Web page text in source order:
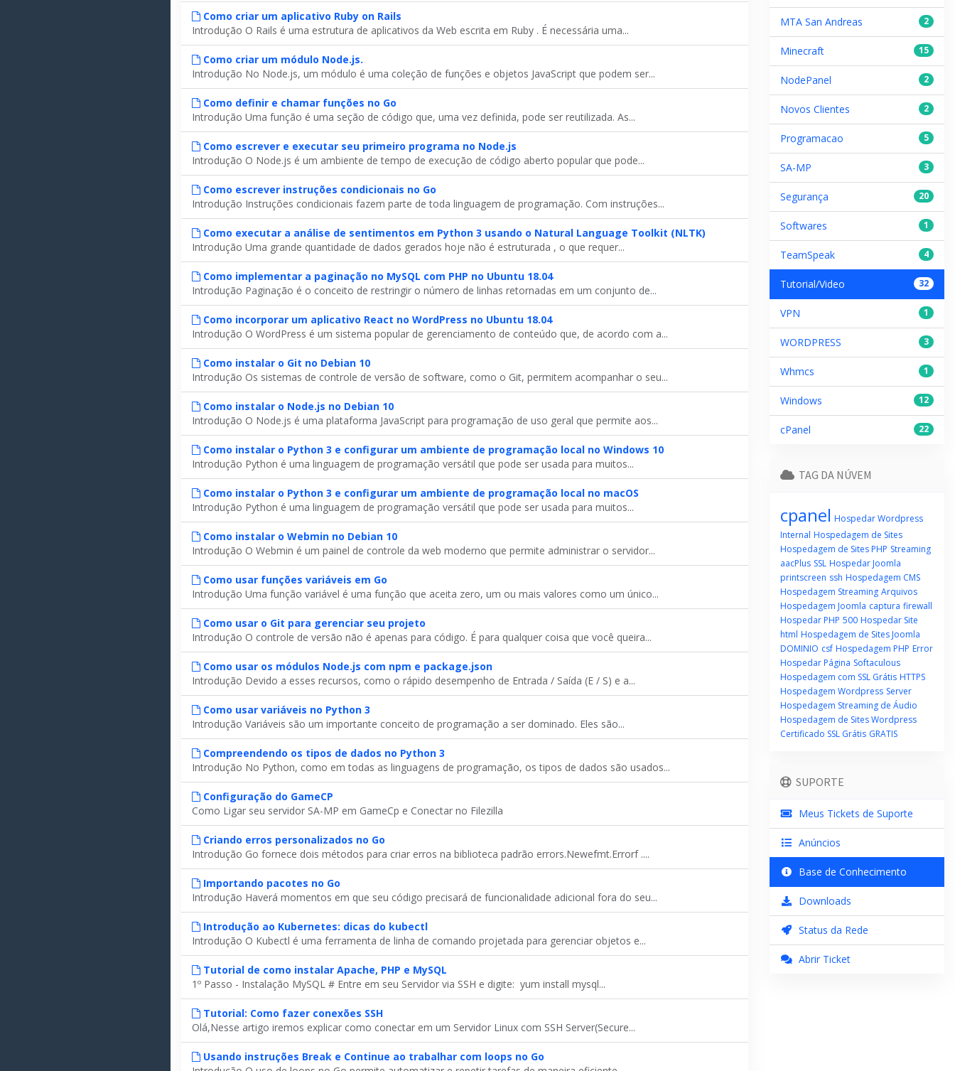
2
MTA San Andreas
15
Minecraft
2
NodePanel
2
Novos Clientes
5
Programacao
3
SA-MP
20
Segurança
1
Softwares
4
TeamSpeak
32
Tutorial/Video
1
VPN
3
WORDPRESS
1
Whmcs
12
Windows
22
cPanel
Como criar um aplicativo Ruby on Rails
Introdução O Rails é uma estrutura de aplicativos da Web escrita em Ruby . É necessária uma...
Como criar um módulo Node.js.
Introdução No Node.js, um módulo é uma coleção de funções e objetos JavaScript que podem ser...
Como definir e chamar funções no Go
Introdução Uma função é uma seção de código que, uma vez definida, pode ser reutilizada. As...
Como escrever e executar seu primeiro programa no Node.js
Introdução O Node.js é um ambiente de tempo de execução de código aberto popular que pode...
Como escrever instruções condicionais no Go
Introdução Instruções condicionais fazem parte de toda linguagem de programação. Com instruções...
Como executar a análise de sentimentos em Python 3 usando o Natural Language Toolkit (NLTK)
Introdução Uma grande quantidade de dados gerados hoje não é estruturada , o que requer...
Como implementar a paginação no MySQL com PHP no Ubuntu 18.04
Introdução Paginação é o conceito de restringir o número de linhas retornadas em um conjunto de...
Como incorporar um aplicativo React no WordPress no Ubuntu 18.04
Introdução O WordPress é um sistema popular de gerenciamento de conteúdo que, de acordo com a...
Como instalar o Git no Debian 10
Introdução Os sistemas de controle de versão de software, como o Git, permitem acompanhar o seu...
Como instalar o Node.js no Debian 10
Introdução O Node.js é uma plataforma JavaScript para programação de uso geral que permite aos...
Como instalar o Python 3 e configurar um ambiente de programação local no Windows 10
Introdução Python é uma linguagem de programação versátil que pode ser usada para muitos...
Como instalar o Python 3 e configurar um ambiente de programação local no macOS
Introdução Python é uma linguagem de programação versátil que pode ser usada para muitos...
Como instalar o Webmin no Debian 10
Introdução O Webmin é um painel de controle da web moderno que permite administrar o servidor...
Como usar funções variáveis ​​em Go
Introdução Uma função variável é uma função que aceita zero, um ou mais valores como um único...
Como usar o Git para gerenciar seu projeto
Introdução O controle de versão não é apenas para código. É para qualquer coisa que você queira...
Como usar os módulos Node.js com npm e package.json
Introdução Devido a esses recursos, como o rápido desempenho de Entrada / Saída (E / S) e a...
Como usar variáveis ​​no Python 3
Introdução Variáveis são um importante conceito de programação a ser dominado. Eles são...
Compreendendo os tipos de dados no Python 3
Introdução No Python, como em todas as linguagens de programação, os tipos de dados são usados...
Configuração do GameCP
Como Ligar seu servidor SA-MP em GameCp e Conectar no Filezilla
Criando erros personalizados no Go
Introdução Go fornece dois métodos para criar erros na biblioteca padrão errors.Newefmt.Errorf ....
Importando pacotes no Go
Introdução Haverá momentos em que seu código precisará de funcionalidade adicional fora do seu...
Introdução ao Kubernetes: dicas do kubectl
Introdução O Kubectl é uma ferramenta de linha de comando projetada para gerenciar objetos e...
Tutorial de como instalar Apache, PHP e MySQL
1º Passo - Instalação MySQL # Entre em seu Servidor via SSH e digite: yum install mysql...
Tutorial: Como fazer conexões SSH
Olá,Nesse artigo iremos explicar como conectar em um Servidor Linux com SSH Server(Secure...
Usando instruções Break e Continue ao trabalhar com loops no Go
TAG DA NÚVEM
cpanel Hospedar Wordpress
Internal Hospedagem de Sites
Hospedagem de Sites PHP Streaming
aacPlus SSL Hospedar Joomla
printscreen ssh Hospedagem CMS
Hospedagem Streaming Arquivos
Hospedagem Joomla captura firewall
Hospedar PHP 500 Hospedar Site
html Hospedagem de Sites Joomla
DOMINIO csf Hospedagem PHP Error
Hospedar Página Softaculous
Hospedagem com SSL Grátis HTTPS
Hospedagem Wordpress Server
Hospedagem Streaming de Áudio
Hospedagem de Sites Wordpress
Certificado SSL Grátis GRATIS
SUPORTE
Meus Tickets de Suporte
Anúncios
Base de Conhecimento
Downloads
Status da Rede
Abrir Ticket